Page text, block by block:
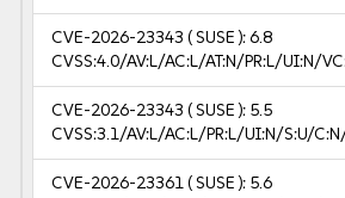
CVE-2026-23343 ( SUSE ):6.8
CVSS:4.0/AV:L/AC:L/AT:N/PR:L/UI:N/
CVE-2026-23343 ( SUSE ): 5.5
CVSS:3.1/AV:L/AC:L/PR:L/UI:N/S:U/
CVE-2026-23361( SUSE ): 5.6